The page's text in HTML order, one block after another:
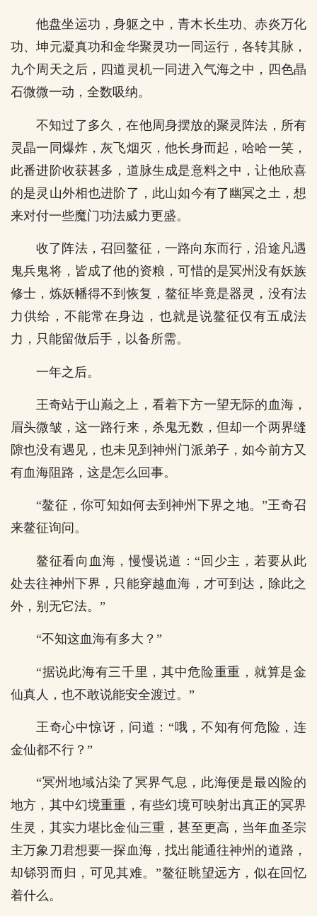
他盘坐运功，身躯之中，青木长生功、赤炎万化
功、坤元凝真功和金华聚灵功一同运行，各转其脉，
九个周天之后，四道灵机一同进入气海之中，四色晶
石微微一动，全数吸纳。
不知过了多久，在他周身摆放的聚灵阵法，所有
灵晶一同爆炸，灰飞烟灭，他长身而起，哈哈一笑，
此番进阶收获甚多，道脉生成是意料之中，让他欣喜
的是灵山外相也进阶了，此山如今有了幽冥之土，想
来对付一些魔门功法威力更盛。
收了阵法，召回鳌征，一路向东而行，沿途凡遇
鬼兵鬼将，皆成了他的资粮，可惜的是冥州没有妖族
修士，炼妖幡得不到恢复，鳌征毕竟是器灵，没有法
力供给，不能常在身边，也就是说鳌征仅有五成法
力，只能留做后手，以备所需。
一年之后。
王奇站于山巅之上，看着下方一望无际的血海，
眉头微皱，这一路行来，杀鬼无数，但却一个两界缝
隙也没有遇见，也未见到神州门派弟子，如今前方又
有血海阻路，这是怎么回事。
“鳌征，你可知如何去到神州下界之地。”王奇召
来鳌征询问。
鳌征看向血海，慢慢说道：“回少主，若要从此
处去往神州下界，只能穿越血海，才可到达，除此之
外，别无它法。”
“不知这血海有多大？”
“据说此海有三千里，其中危险重重，就算是金
仙真人，也不敢说能安全渡过。”
王奇心中惊讶，问道：“哦，不知有何危险，连
金仙都不行？”
“冥州地域沾染了冥界气息，此海便是最凶险的
地方，其中幻境重重，有些幻境可映射出真正的冥界
生灵，其实力堪比金仙三重，甚至更高，当年血圣宗
主万象刀君想要一探血海，找出能通往神州的道路，
却铩羽而归，可见其难。”鳌征眺望远方，似在回忆
着什么。